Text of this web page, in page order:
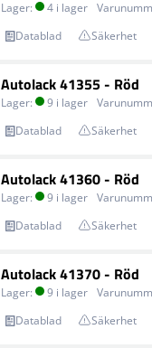
Lager: 4 i lager
Datablad
Säkerhet
Autolack 41355 - Röd
Lager: 9 i lager
Datablad
Säkerhet
Autolack 41360 - Röd
Lager: 9 i lager
Datablad
Säkerhet
Autolack 41370 - Röd
Lager: 9 i lager
Datablad
Säkerhet